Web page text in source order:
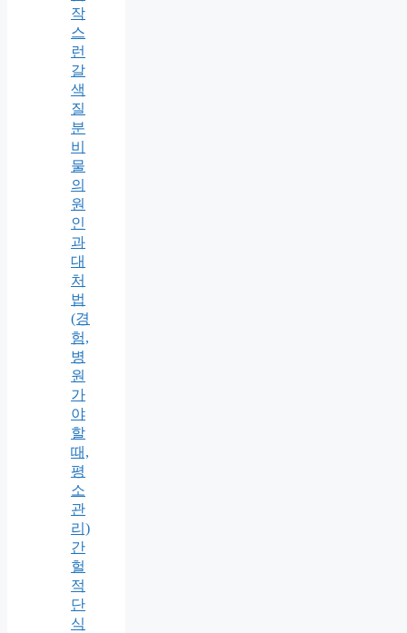
작
스
런
갈
색
질
분
비
물
의
원
인
과
대
처
법
(경
험,
병
원
가
야
할
때,
평
소
관
리)
간
헐
적
단
식